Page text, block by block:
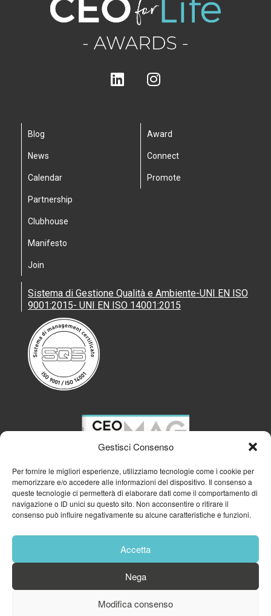
Gestisci Consenso
Per fornire le migliori esperienze, utilizziamo tecnologie come i cookie per
memorizzare e/o accedere alle informazioni del dispositivo. Il consenso a
queste tecnologie ci permetterà di elaborare dati come il comportamento di
navigazione o ID unici su questo sito. Non acconsentire o ritirare il
consenso può influire negativamente su alcune caratteristiche e funzioni.
Accetta
Nega
Modifica consenso
Blog
News
Calendar
Partnership
Clubhouse
Manifesto
Join
Award
Connect
Promote
Sistema di Gestione Qualità e Ambiente-UNI EN ISO
9001:2015- UNI EN ISO 14001:2015
GFA GENERAL MANAGEMENT S.R.L.